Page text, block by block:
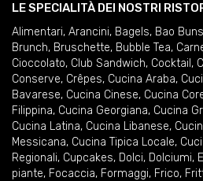
LE SPECIALITÀ DEI NOSTRI
Alimentari, Arancini, Bagels, Bao Buns
Brunch, Bruschette, Bubble Tea,
Cioccolato, Club Sandwich, Cocktail ,
Conserve, Crêpes, Cucina Araba,
Bavarese, Cucina Cinese, Cucina
Filippina, Cucina Georgiana, Cucina
Cucina Latina, Cucina Libanese,
Messicana, Cucina Tipica Locale,
Regionali, Cupcakes, Dolci, Dolciumi,
piante, Focaccia, Formaggi, Frico,